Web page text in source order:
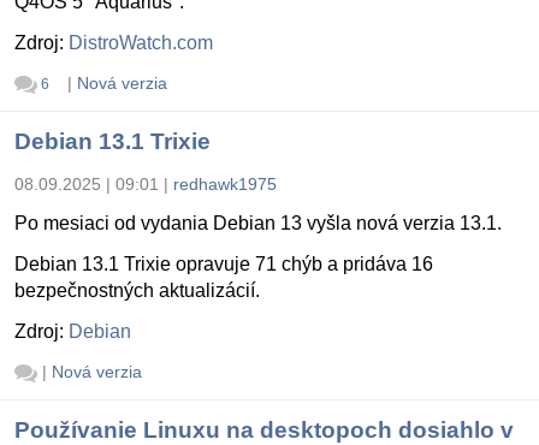
Zdroj: DistroWatch.com
6 | Nová verzia
Debian 13.1 Trixie
08.09.2025 | 09:01 | redhawk1975
Po mesiaci od vydania Debian 13 vyšla nová verzia 13.1.
Debian 13.1 Trixie opravuje 71 chýb a pridáva 16
bezpečnostných aktualizácií.
Zdroj: Debian
| Nová verzia
Používanie Linuxu na desktopoch dosiahlo v